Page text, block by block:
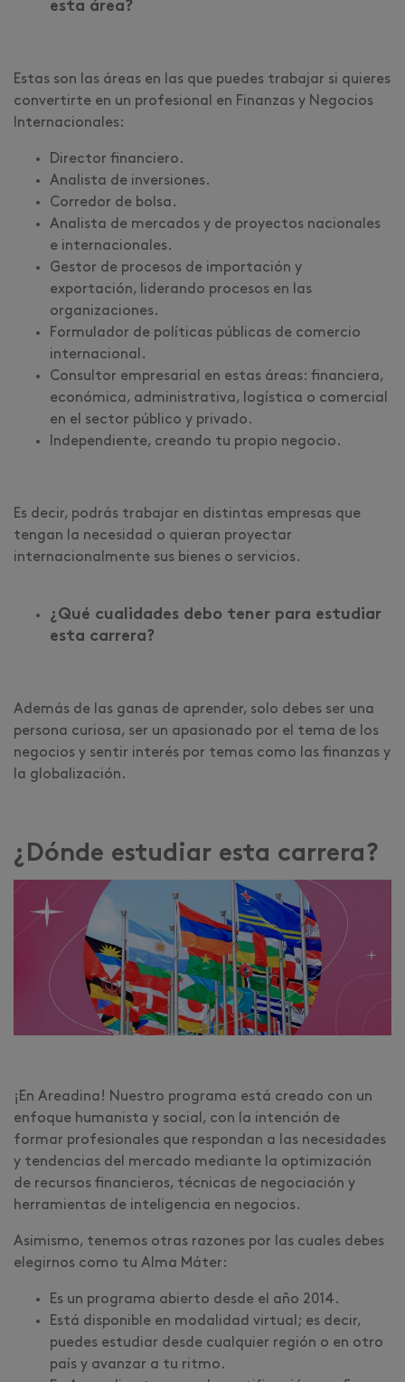
esta área?
Estas son las áreas en las que puedes trabajar si quieres
convertirte en un profesional en Finanzas y Negocios
Internacionales:
Director financiero.
Analista de inversiones.
Corredor de bolsa.
Analista de mercados y de proyectos nacionales
e internacionales.
Gestor de procesos de importación y
exportación, liderando procesos en las
organizaciones.
Formulador de políticas públicas de comercio
internacional.
Consultor empresarial en estas áreas: financiera,
económica, administrativa, logística o comercial
en el sector público y privado.
Independiente, creando tu propio negocio.
Es decir, podrás trabajar en distintas empresas que
tengan la necesidad o quieran proyectar
internacionalmente sus bienes o servicios.
¿Qué cualidades debo tener para estudiar
esta carrera?
Además de las ganas de aprender, solo debes ser una
persona curiosa, ser un apasionado por el tema de los
negocios y sentir interés por temas como las finanzas y
la globalización.
¿Dónde estudiar esta carrera?
¡En Areadina! Nuestro programa está creado con un
enfoque humanista y social, con la intención de
formar profesionales que respondan a las necesidades
y tendencias del mercado mediante la optimización
de recursos financieros, técnicas de negociación y
herramientas de inteligencia en negocios.
Asimismo, tenemos otras razones por las cuales debes
elegirnos como tu Alma Máter:
Es un programa abierto desde el año 2014.
Está disponible en modalidad virtual; es decir,
puedes estudiar desde cualquier región o en otro
país y avanzar a tu ritmo.